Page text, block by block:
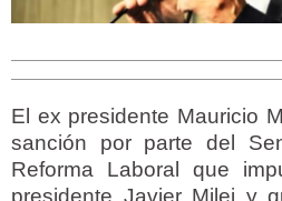
El ex presidente Mauricio
sanción por parte del
Reforma Laboral que
presidente Javier Milei y